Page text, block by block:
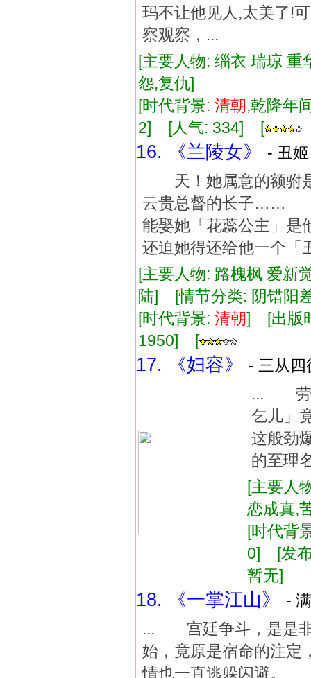
玛不让他见人,太美
察观察，...
[主要人物: 缁衣 瑞琼
怨,复仇]
[时代背景: 清朝,乾隆年
2] [人气: 334] [
16. 《兰陵女》
- 丑
天！她属意的额驸
云贵总督的长子……
能娶她「花蕊公主
还迫她得还给他一个「
[主要人物: 路槐枫 爱新
陆] [情节分类: 阴错阳
[时代背景: 清朝] [出版
1950] [
17. 《妇容》
- 三从
... 劳
乞儿」
这般劲
的至理
[主要人
恋成真,
[时代背
0] [发
暂无]
18. 《一掌江山》
-
... 宫廷争斗，是是
始，竟原是宿命的注定
情也一直逃躲闪避。